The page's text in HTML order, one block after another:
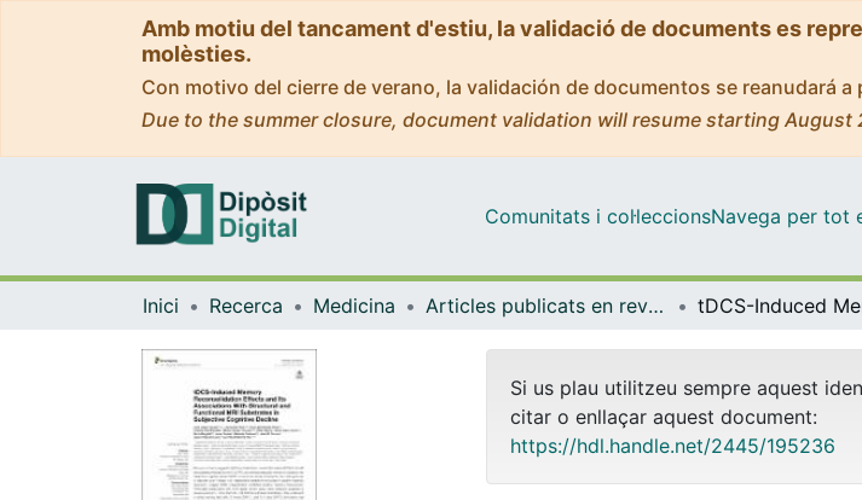
Amb motiu del tancament d'estiu, la validació de documents es
molèsties.
Con motivo del cierre de verano, la validación de documentos se reanudará
Due to the summer closure, document validation will resume starting August
Comunitats i col·leccionsNavega per tot
Inici Recerca Medicina Articles publicats en revistes (Medicina)
Si us plau utilitzeu sempre aquest
citar o enllaçar aquest document:
https://hdl.handle.net/2445/195236